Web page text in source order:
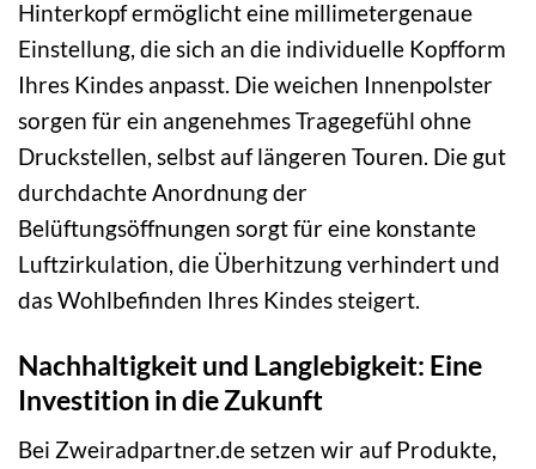
Hinterkopf ermöglicht eine millimetergenaue
Einstellung, die sich an die individuelle Kopfform
Ihres Kindes anpasst. Die weichen Innenpolster
sorgen für ein angenehmes Tragegefühl ohne
Druckstellen, selbst auf längeren Touren. Die gut
durchdachte Anordnung der
Belüftungsöffnungen sorgt für eine konstante
Luftzirkulation, die Überhitzung verhindert und
das Wohlbefinden Ihres Kindes steigert.
Nachhaltigkeit und Langlebigkeit: Eine
Investition in die Zukunft
Bei Zweiradpartner.de setzen wir auf Produkte,